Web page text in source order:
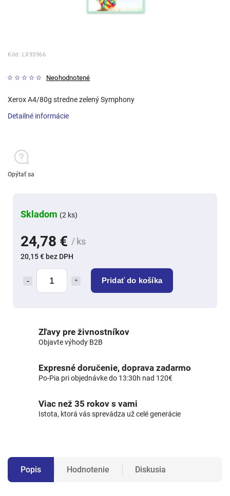
Kód: LX93966
Neohodnotené
24,78 € / ks
20,15 € bez DPH
Pridať do košíka
Skladom (2 ks)
Xerox A4/80g stredne zelený Symphony
Detailné informácie
Opýtať sa
Zľavy pre živnostníkov
Objavte výhody B2B
Expresné doručenie, doprava zadarmo
Po-Pia pri objednávke do 13:30h nad 120€
Viac než 35 rokov s vami
Istota, ktorá vás sprevádza už celé generácie
Popis Hodnotenie Diskusia